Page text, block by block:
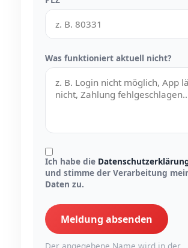
Was funktioniert aktuell nicht?
Ich habe die
und stimme der Verarbeitung
Daten zu.
Meldung absenden
Der angegebene Name wird in der